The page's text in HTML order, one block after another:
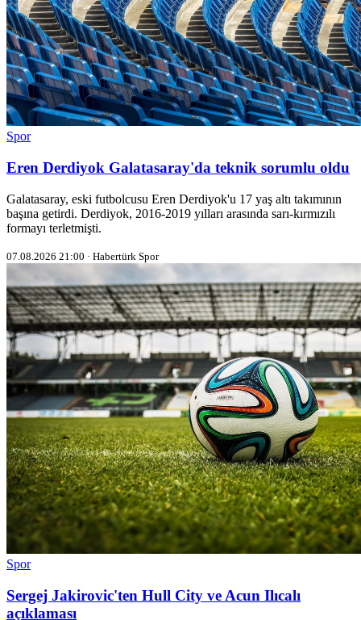
Spor
Eren Derdiyok Galatasaray'da teknik sorumlu oldu
Galatasaray, eski futbolcusu Eren Derdiyok'u 17 yaş altı takımının
başına getirdi. Derdiyok, 2016-2019 yılları arasında sarı-kırmızılı
formayı terletmişti.
07.08.2026 21:00 · Habertürk Spor
Spor
Sergej Jakirovic'ten Hull City ve Acun Ilıcalı
açıklaması